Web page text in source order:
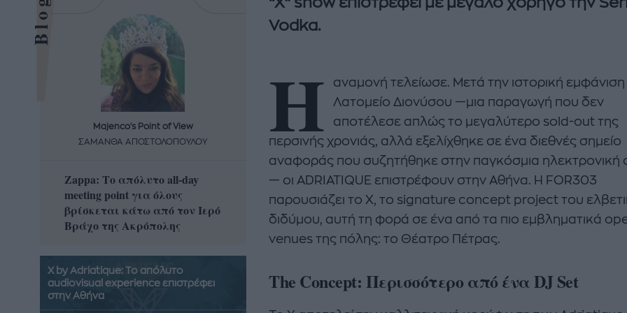
Vodka.
Η
αναμονή τελείωσε. Μετά την ιστορική
Λατομείο Διονύσου —μια παραγωγή που δεν
αποτέλεσε απλώς το μεγαλύτερο sold-out της
περσινής χρονιάς, αλλά εξελίχθηκε σε ένα διεθνές σημείο
αναφοράς που συζητήθηκε στην παγκόσμια ηλεκτρονική
— οι ADRIATIQUE επιστρέφουν στην Αθήνα. Η FOR303
παρουσιάζει το X, το signature concept project του
διδύμου, αυτή τη φορά σε ένα από τα πιο εμβληματικά
venues της πόλης: το Θέατρο Πέτρας.
The Concept: Περισσότερο από ένα DJ Set
Majenco's Point of View
ΣΑΜΑΝΘΑ ΑΠΟΣΤΟΛΟΠΟΥΛΟΥ
Zappa: Το απόλυτο all-day
meeting point για όλους
βρίσκεται κάτω από τον Ιερό
Βράχο της Ακρόπολης
Majenco's Point of View
ΣΑΜΑΝΘΑ ΑΠΟΣΤΟΛΟΠΟΥΛΟΥ
Η απόλυτη καλοκαιρινή
δροσερή σαλάτα με
καρπούζι, φέτα και φράουλες
που θα λατρέψετε
A STORY BY KORI
ΔΑΦΝΗ ΚΑΡΑΒΟΚΥΡΗ
Nτίνα Νικολάου: «Όταν
έπαθα την πρώτη κρίση
πανικού νόμιζα πως θα
πεθάνω»
X by Adriatique: Το απόλυτο
audiovisual experience επιστρέφει
στην Αθήνα